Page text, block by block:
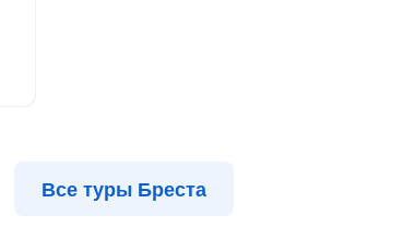
Все туры Бреста